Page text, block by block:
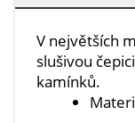
V největších
slušivou
kamínků.